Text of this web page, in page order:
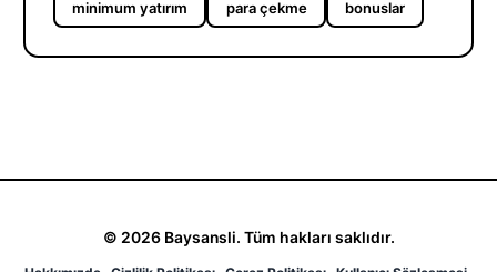
minimum yatırım para çekme bonuslar
© 2026 Baysansli. Tüm hakları saklıdır.